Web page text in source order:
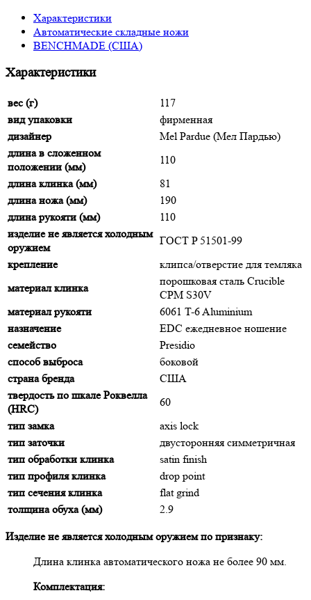
Характеристики
Автоматические складные ножи
BENCHMADE (США)
Характеристики
вес (г)
117
вид упаковки
фирменная
дизайнер
Mel Pardue (Мел Пардью)
длина в сложенном
положении (мм)
110
длина клинка (мм)
81
длина ножа (мм)
190
длина рукояти (мм)
110
изделие не является холодным
оружием
ГОСТ P 51501-99
крепление
клипса/отверстие для темляка
материал клинка
порошковая сталь Crucible
CPM S30V
материал рукояти
6061 T-6 Aluminium
назначение
EDC ежедневное ношение
семейство
Presidio
способ выброса
боковой
страна бренда
США
твердость по шкале Роквелла
(HRC)
60
тип замка
axis lock
тип заточки
двусторонняя симметричная
тип обработки клинка
satin finish
тип профиля клинка
drop point
тип сечения клинка
flat grind
толщина обуха (мм)
2.9
Изделие не является холодным оружием по признаку:
Длина клинка автоматического ножа не более 90 мм.
Комплектация: